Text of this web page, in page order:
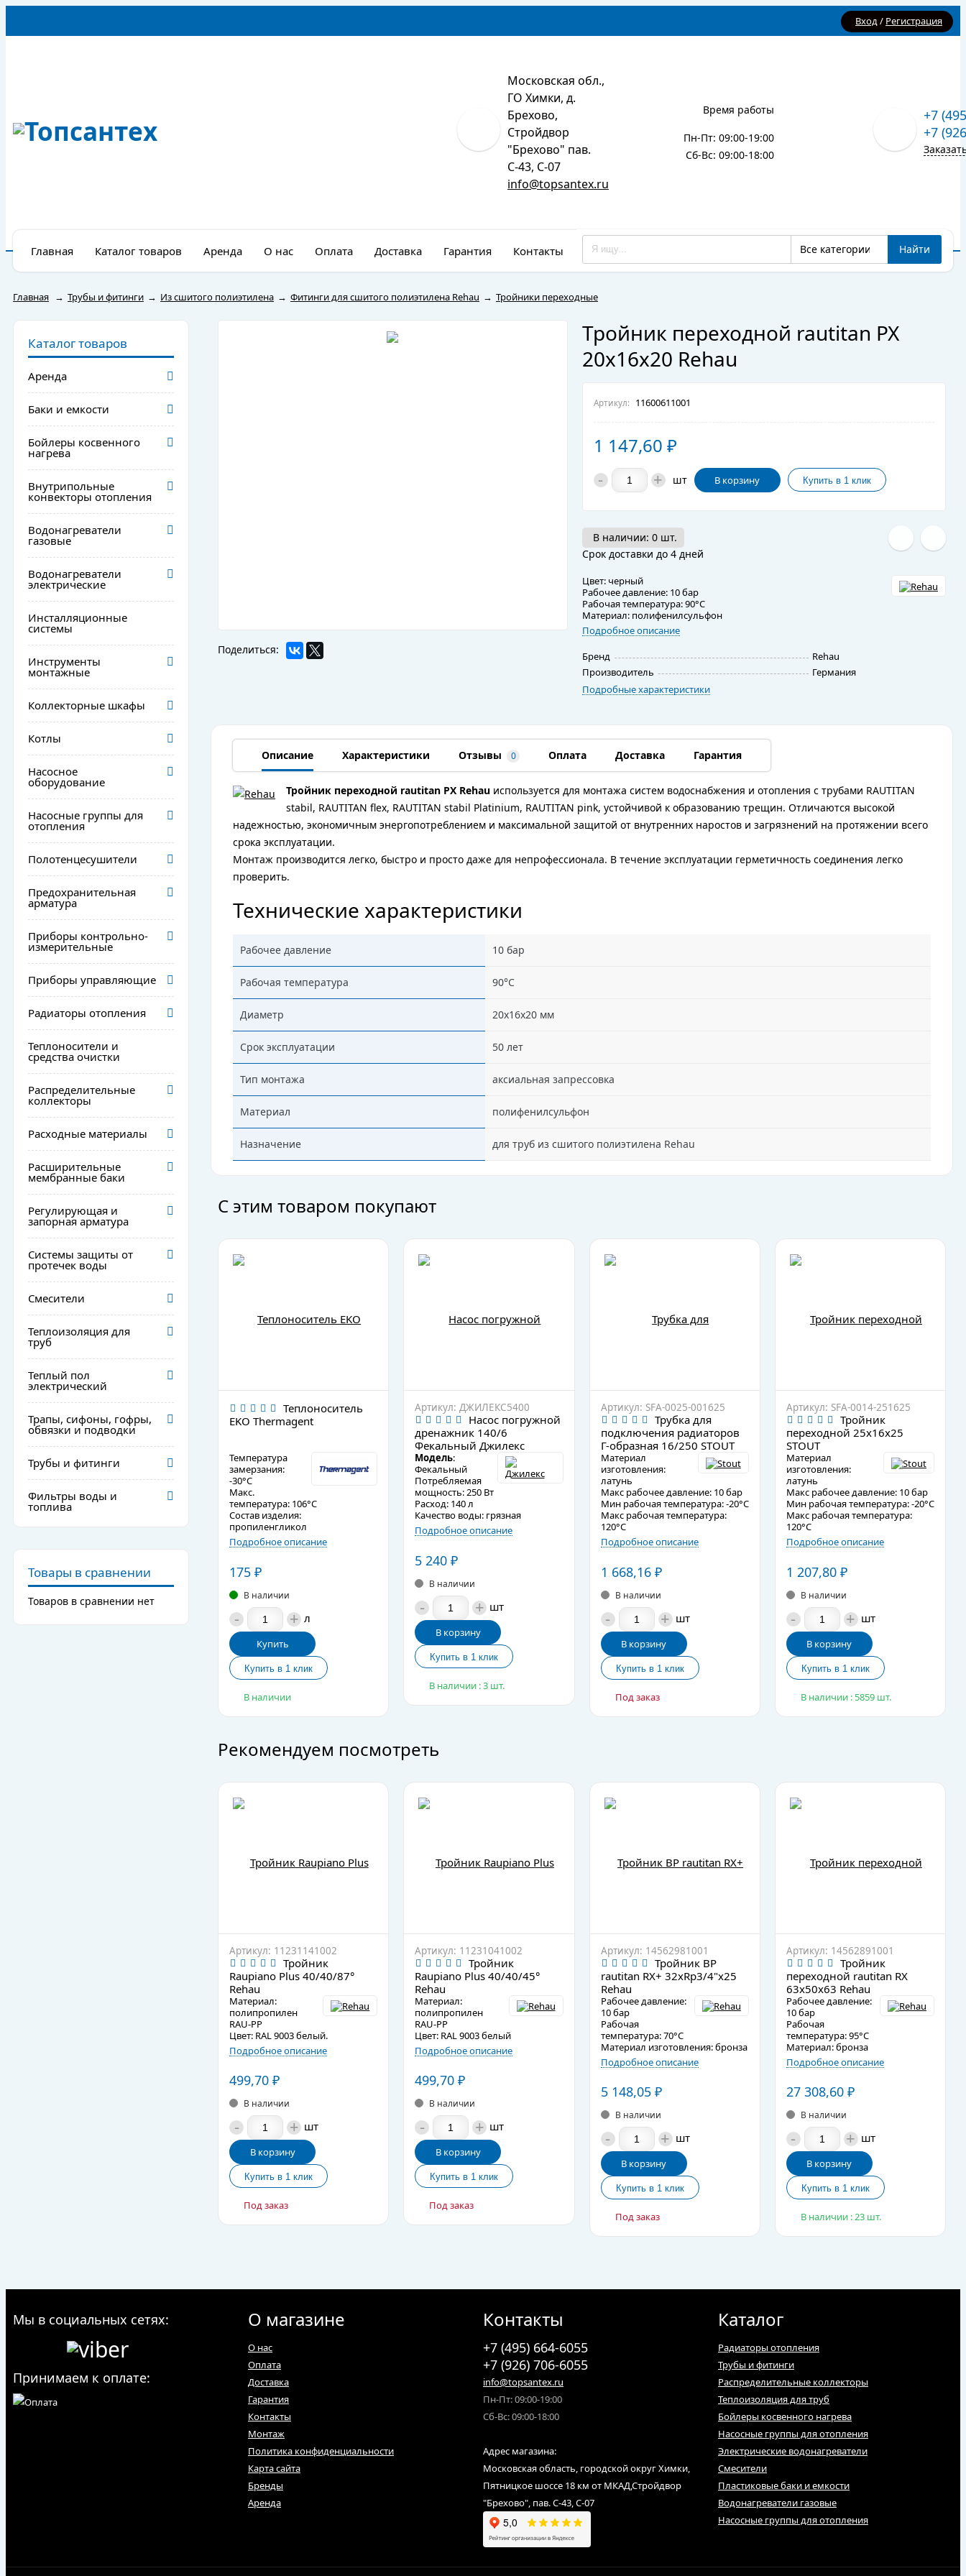
Вход/ Регистрация
Московская обл.,
ГО Химки, д.
Брехово,
Стройдвор
"Брехово" пав.
С-43, С-07
info@topsantex.ru
Время работы
Пн-Пт: 09:00-19:00
Сб-Вс: 09:00-18:00
+7
+7
Все категории Найти
Все категории Найти
Главная Каталог товаров Аренда О нас Оплата Доставка Гарантия Контакты Монтаж
Главная → Трубы и фитинги → Из сшитого полиэтилена → Фитинги для сшитого полиэтилена Rehau → Тройники переходные
Каталог товаров
Аренда
Баки и емкости
Бойлеры косвенного
нагрева
Внутрипольные
конвекторы отопления
Водонагреватели
газовые
Водонагреватели
электрические
Инсталляционные
системы
Инструменты
монтажные
Коллекторные шкафы
Котлы
Насосное
оборудование
Насосные группы для
отопления
Полотенцесушители
Предохранительная
арматура
Приборы контрольно-
измерительные
Приборы управляющие
Радиаторы отопления
Теплоносители и
средства очистки
Распределительные
коллекторы
Расходные материалы
Расширительные
мембранные баки
Регулирующая и
запорная арматура
Системы защиты от
протечек воды
Смесители
Теплоизоляция для
труб
Теплый пол
электрический
Трапы, сифоны, гофры,
обвязки и подводки
Трубы и фитинги
Фильтры воды и
топлива
Товары в сравнении
Товаров в сравнении нет
Поделиться:
Тройник переходной rautitan PX
20х16х20 Rehau
Артикул: 11600611001
1 147,60 ₽
- + шт В корзину
В наличии: 0 шт.
Срок доставки до 4 дней
Цвет: черный
Рабочее давление: 10 бар
Рабочая температура: 90°C
Материал: полифенилсульфон
Подробное описание
Бренд
Rehau
Производитель
Германия
Подробные характеристики
Описание Характеристики Отзывы 0 Оплата Доставка Гарантия
Тройник переходной rautitan PX Rehau используется для монтажа систем водоснабжения и отопления с трубами RAUTITAN
stabil, RAUTITAN flex, RAUTITAN stabil Platinium, RAUTITAN pink, устойчивой к образованию трещин. Отличаются высокой
надежностью, экономичным энергопотреблением и максимальной защитой от внутренних наростов и загрязнений на протяжении всего
срока эксплуатации.
Монтаж производится легко, быстро и просто даже для непрофессионала. В течение эксплуатации герметичность соединения легко
проверить.
Технические характеристики
Рабочее давление 10 бар
Рабочая температура 90°C
Диаметр 20х16х20 мм
Срок эксплуатации 50 лет
Тип монтажа аксиальная запрессовка
Материал полифенилсульфон
Назначение для труб из сшитого полиэтилена Rehau
С этим товаром покупают
Теплоноситель
EKO Thermagent
Температура
замерзания:
-30°C
Макс.
температура: 106°C
Состав изделия:
пропиленгликол
Подробное описание
175 ₽
В наличии
- + л
Купить
В наличии
Артикул: ДЖИЛЕКС5400
Насос погружной
дренажник 140/6
Фекальный Джилекс
Модель:
Фекальный
Потребляемая
мощность: 250 Вт
Pасход: 140 л
Качество воды: грязная
Подробное описание
5 240₽
В наличии
- + шт
В корзину
В наличии : 3 шт.
Артикул: SFA-0025-001625
Трубка для
подключения радиаторов
Г-образная 16/250 STOUT
Материал
изготовления:
латунь
Макс рабочее давление: 10 бар
Мин рабочая температура: -20°C
Макс рабочая температура:
120°C
Подробное описание
1 668,16 ₽
В наличии
- + шт
В корзину
Под заказ
Артикул: SFA-0014-251625
Тройник
переходной 25x16x25
STOUT
Материал
изготовления:
латунь
Макс рабочее давление: 10 бар
Мин рабочая температура: -20°C
Макс рабочая температура:
120°C
Подробное описание
1 207,80 ₽
В наличии
- + шт
В корзину
В наличии : 5859 шт.
Рекомендуем посмотреть
Артикул: 11231141002
Тройник
Raupiano Plus 40/40/87°
Rehau
Материал:
полипропилен
RAU-PP
Цвет: RAL 9003 белый.
Подробное описание
499,70 ₽
В наличии
- + шт
В корзину
Под заказ
Артикул: 11231041002
Тройник
Raupiano Plus 40/40/45°
Rehau
Материал:
полипропилен
RAU-PP
Цвет: RAL 9003 белый
Подробное описание
499,70₽
В наличии
- + шт
В корзину
Под заказ
Артикул: 14562981001
Тройник ВР
rautitan RX+ 32хRp3/4"х25
Rehau
Рабочее давление:
10 бар
Рабочая
температура: 70°C
Материал изготовления: бронза
Подробное описание
5 148,05 ₽
В наличии
- + шт
В корзину
Под заказ
Артикул: 14562891001
Тройник
переходной rautitan RX
63х50х63 Rehau
Рабочее давление:
10 бар
Рабочая
температура: 95°C
Материал: бронза
Подробное описание
27 308,60 ₽
В наличии
- + шт
В корзину
В наличии : 23 шт.
Мы в социальных сетях:
Принимаем к оплате:
О магазине
О нас
Оплата
Доставка
Гарантия
Контакты
Монтаж
Политика конфиденциальности
Карта сайта
Бренды
Аренда
Контакты
+7 (495) 664-6055
+7 (926) 706-6055
info@topsantex.ru
Пн-Пт: 09:00-19:00
Сб-Вс: 09:00-18:00
Адрес магазина:
Московская область, городской округ Химки,
Пятницкое шоссе 18 км от МКАД,Стройдвор
"Брехово", пав. С-43, С-07
Каталог
Радиаторы отопления
Трубы и фитинги
Распределительные коллекторы
Теплоизоляция для труб
Бойлеры косвенного нагрева
Насосные группы для отопления
Электрические водонагреватели
Смесители
Пластиковые баки и емкости
Водонагреватели газовые
Насосные группы для отопления